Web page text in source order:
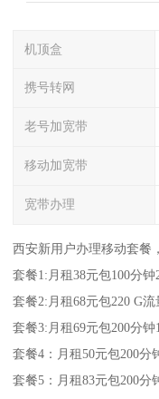
机顶盒
携号转网
老号加宽带
移动加宽带
宽带办理
西安新用户办理移动套餐
套餐1:月租38元包100分钟
套餐2:月租68元包220 G流
套餐3:月租69元包200分
套餐4：月租50元包200分
套餐5：月租83元包200分